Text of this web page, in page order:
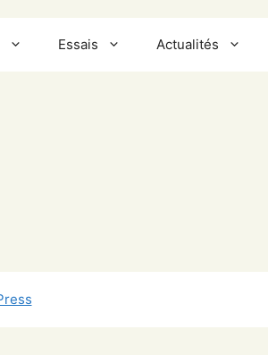
Essais Actualités